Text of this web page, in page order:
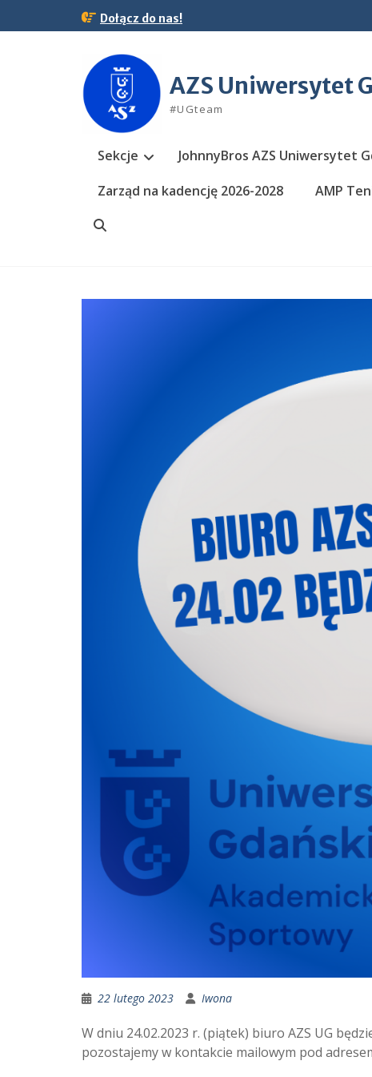
Dołącz do nas!
AZS Uniwersytet
#UGteam
Sekcje JohnnyBros AZS Uniwersytet
Zarząd na kadencję 2026-2028
AMP
22 lutego 2023 Iwona
W dniu 24.02.2023 r. (piątek) biuro AZS UG
pozostajemy w kontakcie mailowym pod